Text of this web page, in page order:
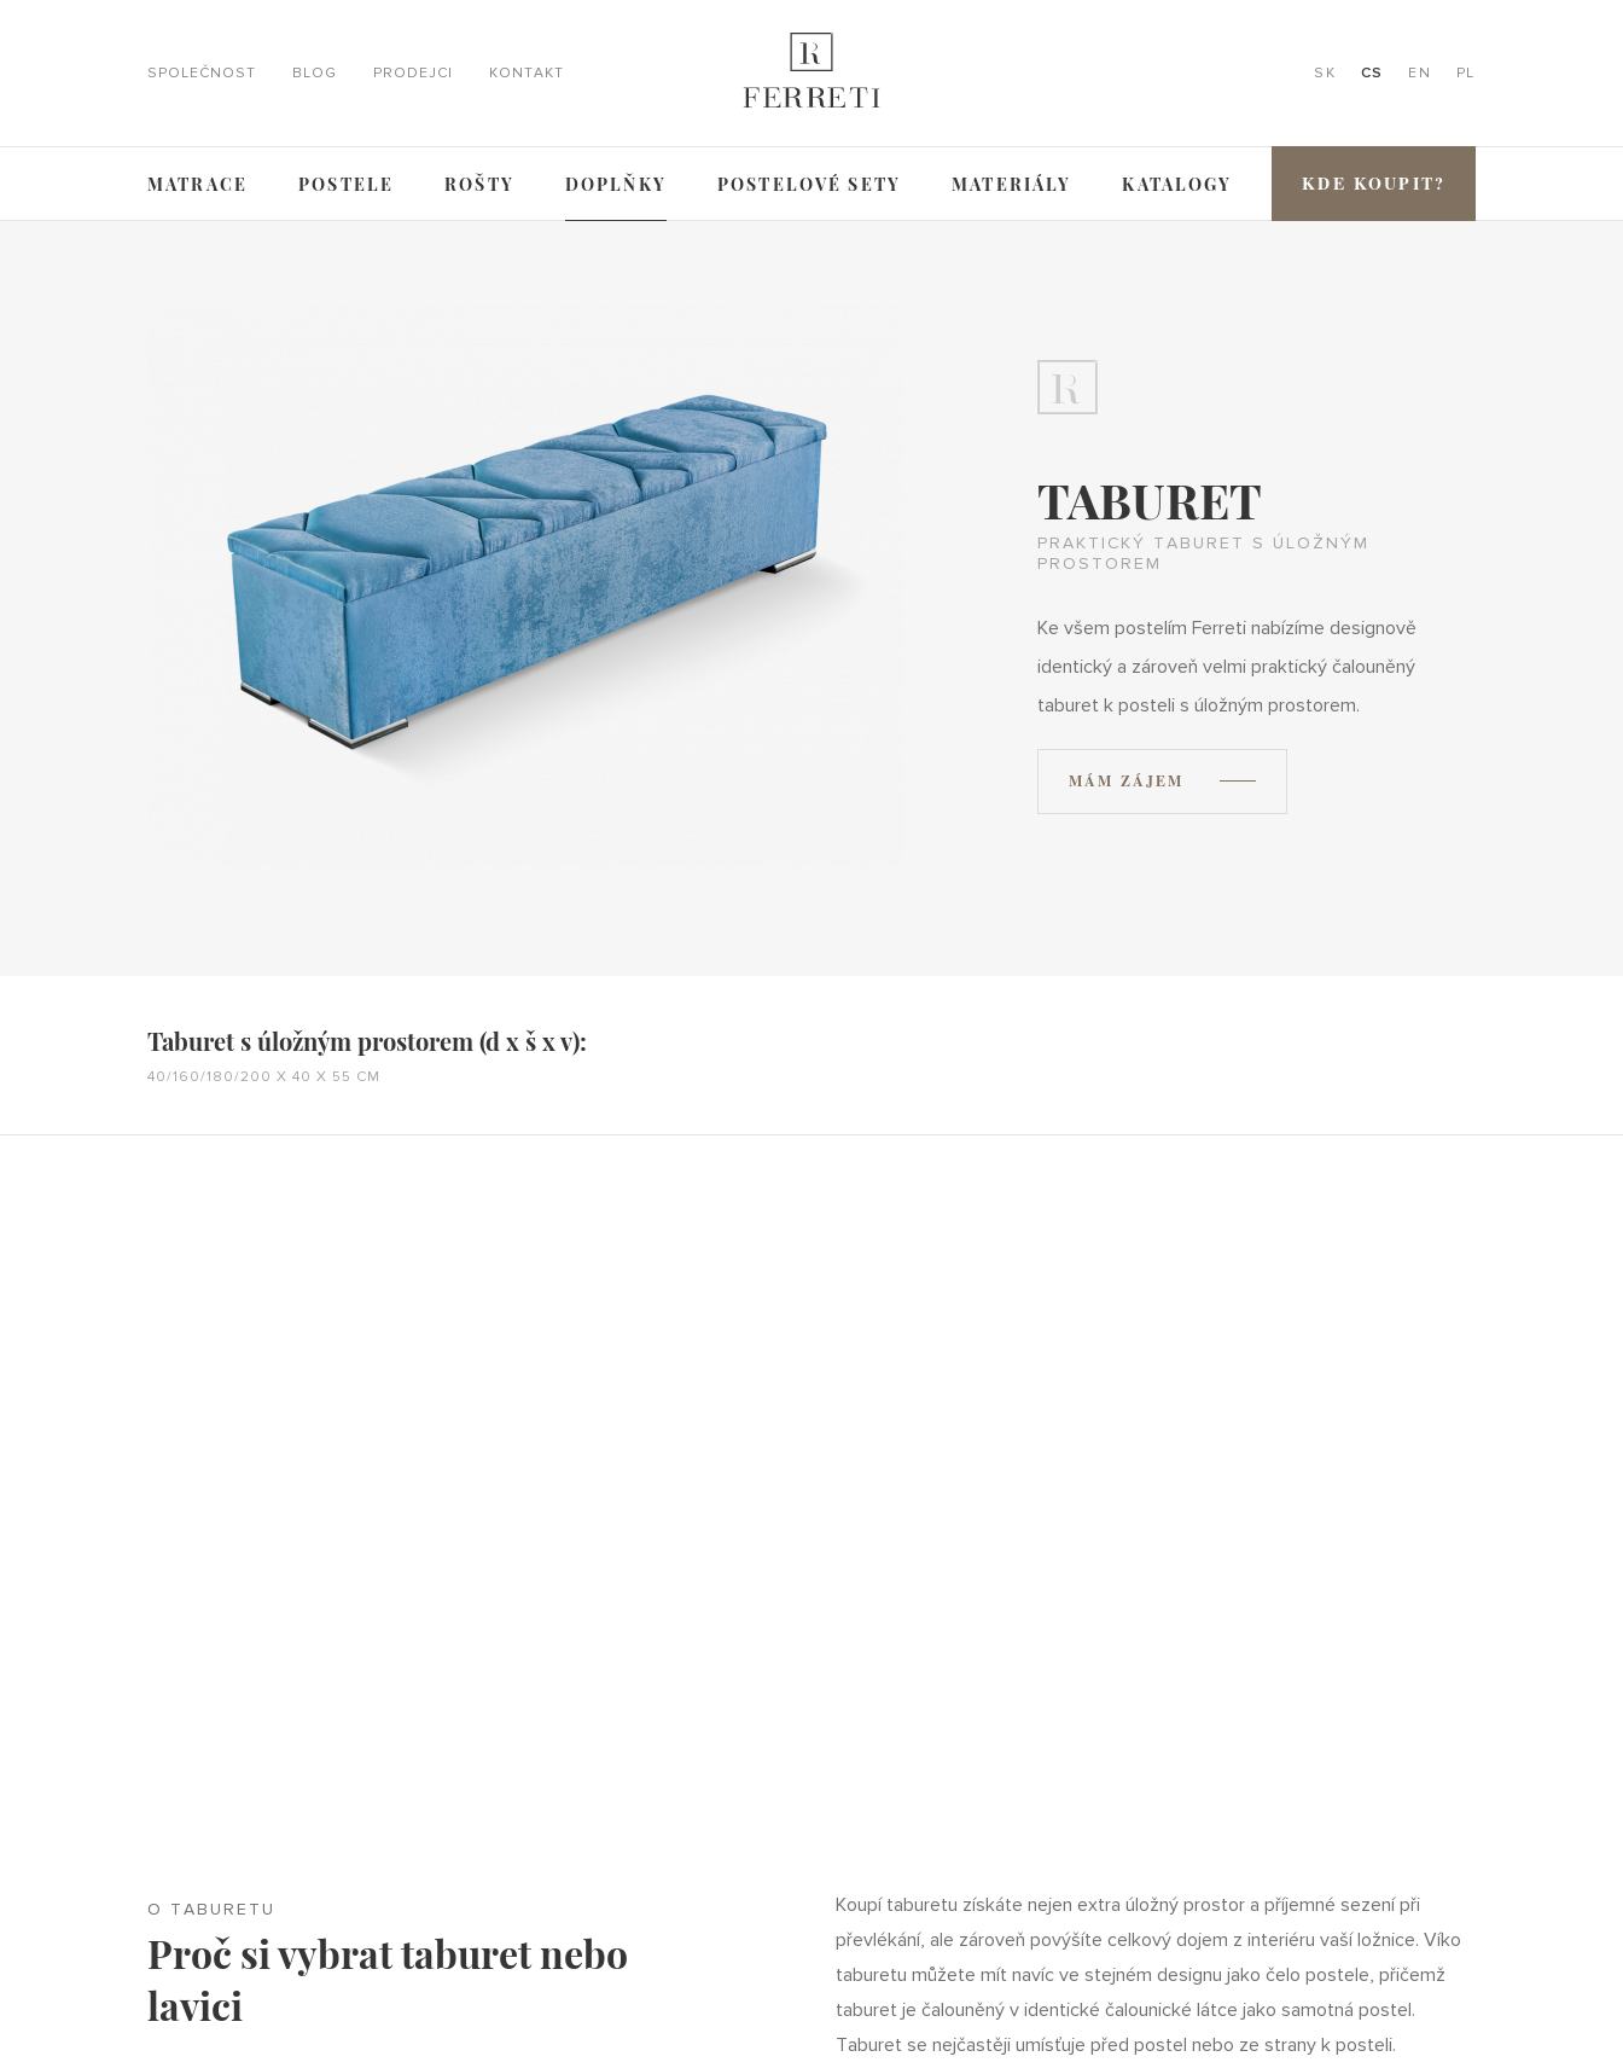
SPOLEČNOST BLOG PRODEJCI KONTAKT SK CS EN PL
MATRACE POSTELE ROŠTY DOPLŇKY POSTELOVÉ SETY MATERIÁLY KATALOGY KDE KOUPIT?
TABURET
PRAKTICKÝ TABURET S ÚLOŽNÝM
PROSTOREM
Ke všem postelím Ferreti nabízíme designově
identický a zároveň velmi praktický čalouněný
taburet k posteli s úložným prostorem.
MÁM ZÁJEM
40/160/180/200 X 40 X 55 CM
Taburet s úložným prostorem (d x š x v):
O TABURETU
Proč si vybrat taburet nebo
lavici
Koupí taburetu získáte nejen extra úložný prostor a příjemné sezení při
převlékání, ale zároveň povýšíte celkový dojem z interiéru vaší ložnice. Víko
taburetu můžete mít navíc ve stejném designu jako čelo postele, přičemž
taburet je čalouněný v identické čalounické látce jako samotná postel.
Taburet se nejčastěji umísťuje před postel nebo ze strany k posteli.